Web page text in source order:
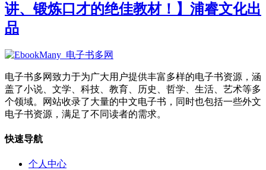
讲、锻炼口才的绝佳教材！】浦睿文化出
品
电子书多网致力于为广大用户提供丰富多样的电子书资源，涵
盖了小说、文学、科技、教育、历史、哲学、生活、艺术等多
个领域。网站收录了大量的中文电子书，同时也包括一些外文
电子书资源，满足了不同读者的需求。
快速导航
个人中心